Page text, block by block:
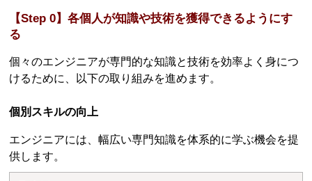
【Step 0】各個人が知識や技術を獲得できるようにす
る
個々のエンジニアが専門的な知識と技術を効率よく身につ
けるために、以下の取り組みを進めます。
個別スキルの向上
エンジニアには、幅広い専門知識を体系的に学ぶ機会を提
供します。